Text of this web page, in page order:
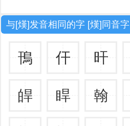
与[熯]发音相同的字 [熯]同音字
鳱 仠 旰
皔 睅 翰